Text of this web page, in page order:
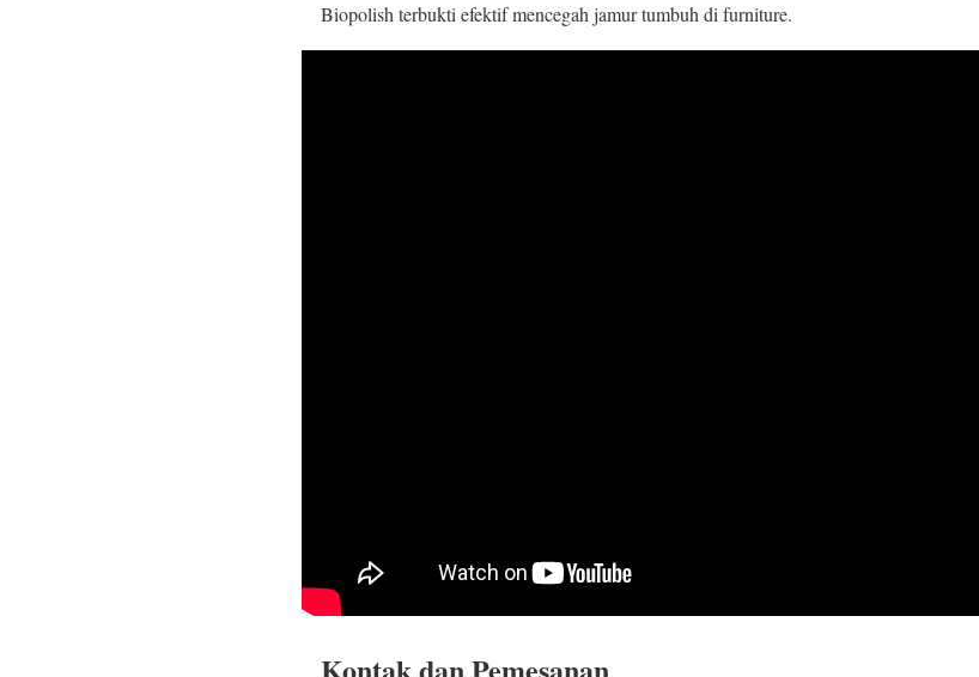
Biopolish terbukti efektif mencegah jamur tumbuh di furniture.